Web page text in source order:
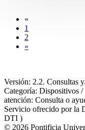
«
1
2
»
Versión: 2.2. Consultas
Categoría: Dispositivos
atención: Consulta o
Servicio ofrecido por la
DTI )
© 2026 Pontificia